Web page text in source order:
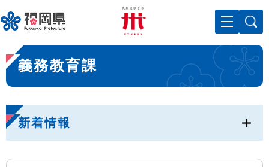
ー
ジ
先
頭
で
。
メニューを飛ばして本文へ
本
文
義務教育課
新着情報